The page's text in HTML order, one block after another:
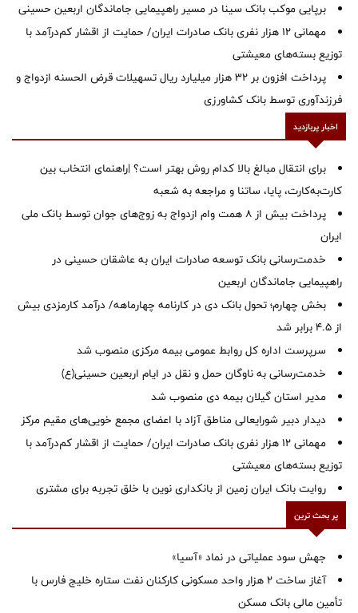
برپایی موکب بانک سینا در مسیر راهپیمایی جاماندگان اربعین حسینی
مهمانی ۱۲ هزار نفری بانک صادرات ایران/ حمایت از اقشار کم‌درآمد با
توزیع بسته‌های معیشتی
پرداخت افزون بر 32 هزار میلیارد ریال تسهیلات قرض الحسنه ازدواج و
فرزندآوری توسط بانک کشاورزی
اخبار پربازدید
برای انتقال مبالغ بالا کدام روش بهتر است؟ |راهنمای انتخاب بین
کارت‌به‌کارت، پایا، ساتنا و مراجعه به شعبه
پرداخت بیش از ۸ همت وام ازدواج به زوج‌های جوان توسط بانک ملی
ایران
خدمت‌رسانی بانک توسعه صادرات ایران به عاشقان حسینی در
راهپیمایی جاماندگان اربعین
بخش چهارم؛ تحول بانک دی در کارنامه چهارماهه/ درآمد کارمزدی بیش
از ۴.۵ برابر شد
سرپرست اداره کل روابط عمومی بیمه مرکزی منصوب شد
خدمت‌رسانی به ناوگان حمل و نقل در ایام اربعین حسینی(ع)
‌مدیر استان گیلان بیمه دی منصوب شد
دیدار دبیر شورایعالی مناطق آزاد با اعضای مجمع خویی‌های مقیم مرکز
مهمانی ۱۲ هزار نفری بانک صادرات ایران/ حمایت از اقشار کم‌درآمد با
توزیع بسته‌های معیشتی
روایت بانک ایران زمین از بانکداری نوین با خلق تجربه برای مشتری
پر بحث ترین
جهش سود عملیاتی در نماد «آسیا»
آغاز ساخت ۲ هزار واحد مسکونی کارکنان نفت ستاره خلیج فارس با
تأمین مالی بانک مسکن